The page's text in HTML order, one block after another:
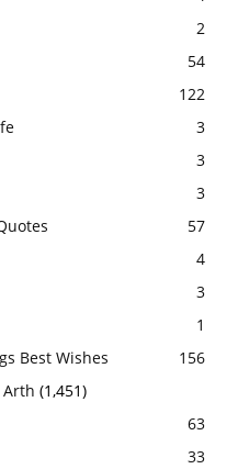
2
54
122
3
3
3
57
4
3
1
Best Wishes
156
(1,451)
63
33